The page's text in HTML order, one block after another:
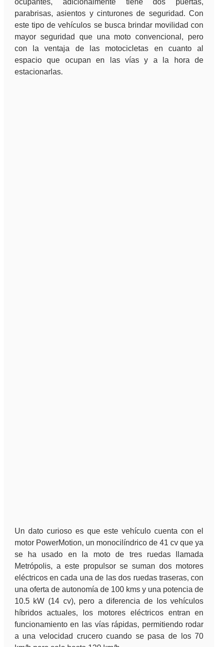
ocupantes, adicionalmente tiene dos puertas,
parabrisas, asientos y cinturones de seguridad. Con
este tipo de vehículos se busca brindar movilidad con
mayor seguridad que una moto convencional, pero
con la ventaja de las motocicletas en cuanto al
espacio que ocupan en las vías y a la hora de
estacionarlas.
Un dato curioso es que este vehículo cuenta con el
motor PowerMotion, un monocilíndrico de 41 cv que ya
se ha usado en la moto de tres ruedas llamada
Metrópolis, a este propulsor se suman dos motores
eléctricos en cada una de las dos ruedas traseras, con
una oferta de autonomía de 100 kms y una potencia de
10.5 kW (14 cv), pero a diferencia de los vehículos
híbridos actuales, los motores eléctricos entran en
funcionamiento en las vías rápidas, permitiendo rodar
a una velocidad crucero cuando se pasa de los 70